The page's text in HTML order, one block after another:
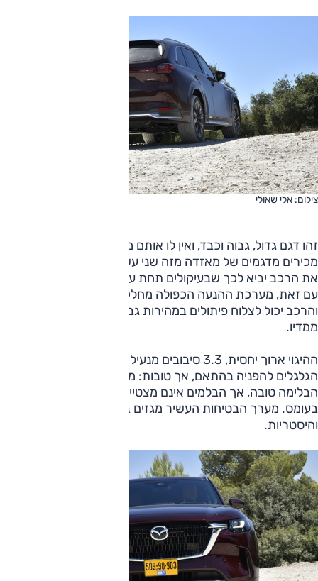
צילום: אלי שאולי
זהו דגם גדול, גבוה וכבד, ואין לו אותם מאפייני קלילות שאנו
מכירים מדגמים של מאזדה מזה שני עשורים. הכיול הרך המאפיין
את הרכב יביא לכך שבעיקולים תחת עומס מורגשות זוויות גלגול.
עם זאת, מערכת ההנעה הכפולה מחלקת היטב את הכוחות,
והרכב יכול לצלוח פיתולים במהירות גבוהה שתשכיח גם את
ממדיו.
ההיגוי ארוך יחסית, 3.3 סיבובים מנעילה לנעילה. התגובות של
הגלגלים להפניה בהתאם, אך טובות: מדודות ולא נחושות. עוצמת
הבלימה טובה, אך הבלמים אינם מצטיינים בתגובה בוטה וחדה
בעומס. מערך הבטיחות העשיר מגזים בהתרעות רועשות
והיסטריות.